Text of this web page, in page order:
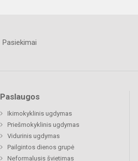
Pasiekimai
Paslaugos
Ikimokyklinis ugdymas
Priešmokyklinis ugdymas
Vidurinis ugdymas
Pailgintos dienos grupė
Neformalusis švietimas